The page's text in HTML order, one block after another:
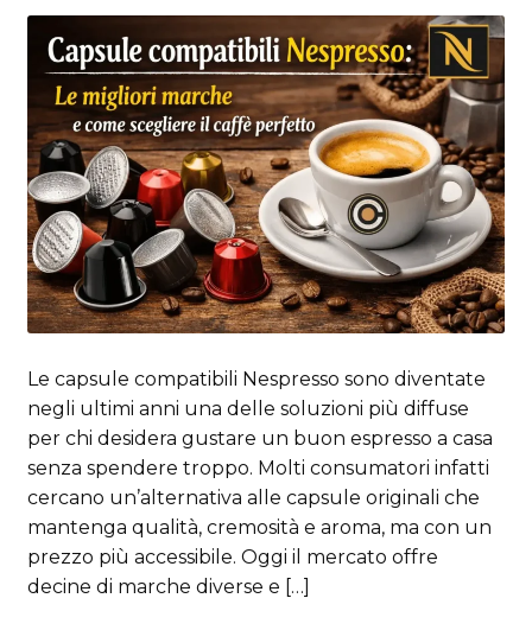
Le capsule compatibili Nespresso sono diventate
negli ultimi anni una delle soluzioni più diffuse
per chi desidera gustare un buon espresso a casa
senza spendere troppo. Molti consumatori infatti
cercano un’alternativa alle capsule originali che
mantenga qualità, cremosità e aroma, ma con un
prezzo più accessibile. Oggi il mercato offre
decine di marche diverse e […]